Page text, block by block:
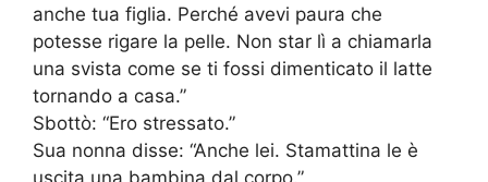
anche tua figlia. Perché avevi paura che
potesse rigare la pelle. Non star lì a chiamarla
una svista come se ti fossi dimenticato il latte
tornando a casa.”
Sbottò: “Ero stressato.”
Sua nonna disse: “Anche lei. Stamattina le è